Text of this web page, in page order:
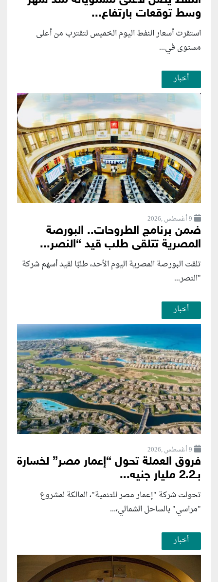
وسط توقعات بارتفاع...
استقرت أسعار النفط اليوم الخميس لتقترب من أعلى
مستوى في...
أخبار
9 أغسطس ,2026
ضمن برنامج الطروحات.. البورصة
المصرية تتلقى طلب قيد “النصر...
تلقت البورصة المصرية اليوم الأحد، طلبًا لقيد أسهم شركة
"النصر...
أخبار
9 أغسطس ,2026
فروق العملة تحول “إعمار مصر” لخسارة
بـ2.2 مليار جنيه...
تحولت شركة "إعمار مصر للتنمية"، المالكة لمشروع
"مراسي" بالساحل الشمالي،...
أخبار